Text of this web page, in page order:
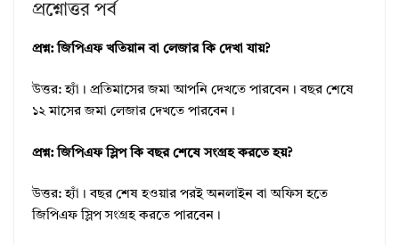
প্রশ্নোত্তর পর্ব
প্রশ্ন: জিপিএফ খতিয়ান বা লেজার কি দেখা যায়?
উত্তর: হ্যাঁ। প্রতিমাসের জমা আপনি দেখতে পারবেন। বছর শেষে
১২ মাসের জমা লেজার দেখতে পারবেন।
প্রশ্ন: জিপিএফ স্লিপ কি বছর শেষে সংগ্রহ করতে হয়?
উত্তর: হ্যাঁ। বছর শেষ হওয়ার পরই অনলাইন বা অফিস হতে
জিপিএফ স্লিপ সংগ্রহ করতে পারবেন।